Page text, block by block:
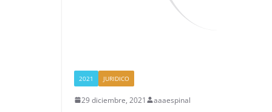
2021 JURIDICO
29 diciembre, 2021 aaaespinal